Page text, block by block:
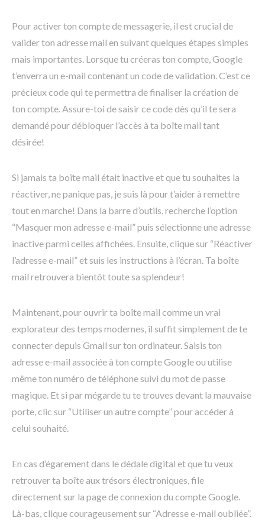
Pour activer ton compte de messagerie, il est crucial de
valider ton adresse mail en suivant quelques étapes simples
mais importantes. Lorsque tu créeras ton compte, Google
t’enverra un e-mail contenant un code de validation. C’est ce
précieux code qui te permettra de finaliser la création de
ton compte. Assure-toi de saisir ce code dès qu’il te sera
demandé pour débloquer l’accès à ta boîte mail tant
désirée!
Si jamais ta boîte mail était inactive et que tu souhaites la
réactiver, ne panique pas, je suis là pour t’aider à remettre
tout en marche! Dans la barre d’outils, recherche l’option
“Masquer mon adresse e-mail” puis sélectionne une adresse
inactive parmi celles affichées. Ensuite, clique sur “Réactiver
l’adresse e-mail” et suis les instructions à l’écran. Ta boîte
mail retrouvera bientôt toute sa splendeur!
Maintenant, pour ouvrir ta boîte mail comme un vrai
explorateur des temps modernes, il suffit simplement de te
connecter depuis Gmail sur ton ordinateur. Saisis ton
adresse e-mail associée à ton compte Google ou utilise
même ton numéro de téléphone suivi du mot de passe
magique. Et si par mégarde tu te trouves devant la mauvaise
porte, clic sur “Utiliser un autre compte” pour accéder à
celui souhaité.
En cas d’égarement dans le dédale digital et que tu veux
retrouver ta boîte aux trésors électroniques, file
directement sur la page de connexion du compte Google.
Là-bas, clique courageusement sur “Adresse e-mail oubliée”.